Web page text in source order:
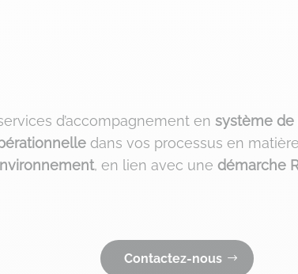
d’accompagnement en système de
dans vos processus en
, en lien avec une démarche
Contactez-nous